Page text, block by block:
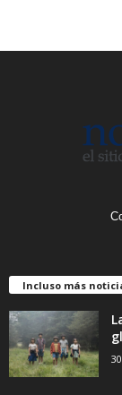
Incluso más